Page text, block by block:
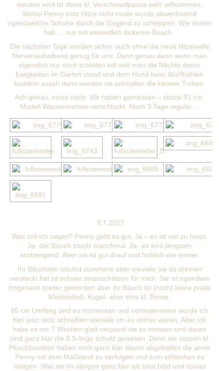
werden wird ist diese kl. Verschnaufpause sehr willkommen.
Wobei Penny trotz Hitze nicht müde wurde abwechselnd
irgendwelche Schuhe durch die Gegend zu schleppen. Wie immer
halt … nur mit wesentlich dickeren Bauch.
Die nächsten Tage werden sicher auch ohne die neue Hitzewelle
Nervenaufreibend genug für uns. Denn genau dann wenn man
eigentlich nur noch schlafen will weil man die Nächte davor
Ewigkeiten im Garten stand und dem Hund beim Wurfhöhlen
buddeln zusah dann werden sie schlüpfen die kleinen T-chen.
Ach genau, eines noch. Wir haben gemessen – stolze 91 cm.
Modell Wassermelone verschluckt. Noch 3 Tage regulär…
9.7.2017
Was soll ich sagen? Penny geht es gut. Ja – es ist viel zu heiss.
Ja- der Bauch zwickt manchmal. Ja- es wird langsam
anstrengend. Aber sie ist gut drauf und fröhlich wie immer.
Ihr Bäuchlein wächst zusehens aber wieviele sie da drinnen
versteckt hat ist schwer einzuschätzen für mich. Sie ist irgendwie
insgesamt breiter geworden aber ihr Bauch ist (noch) keine pralle
Medizinball- Kugel- eher eine kl. Tonne.
85 cm Umfang sind es momentan und normalerweise würde ich
hier jetzt stolz schreiben wieviele cm es vorher waren. Aber ich
habe es vor 7 Wochen glatt verpasst sie zu messen und daran
sind ganz klar die 8 S-linge schuld gewesen. Denn die süssen kl.
Plüschbomben haben mich ganz klar davon abgehalten die arme
Penny mit dem Maßband zu verfolgen und zum stillstehen zu
nötigen. Was sie im übrigen ganz klar als total blöd und sowas